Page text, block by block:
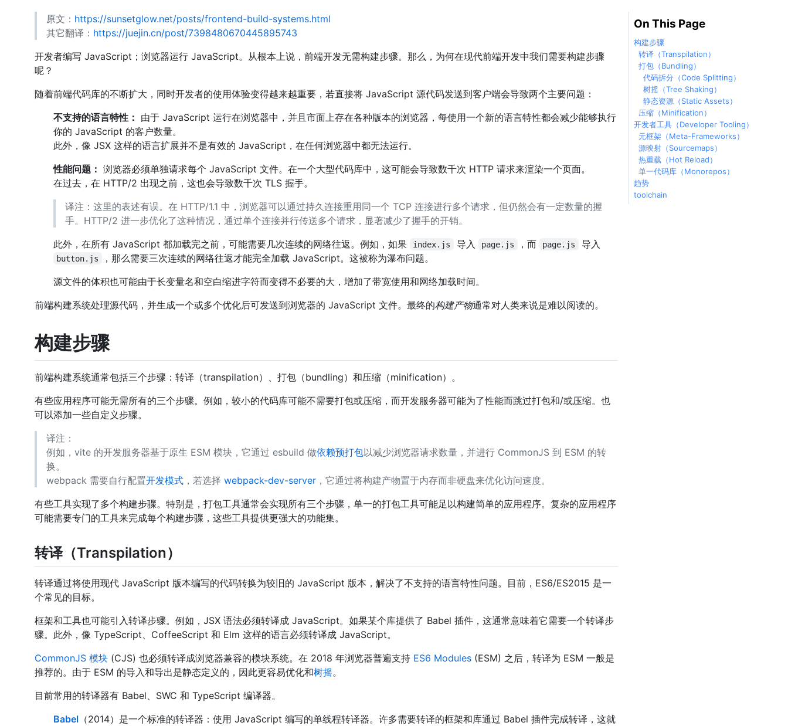
原文： https://sunsetglow.net/posts/frontend-build-systems.html
其它翻译： https://juejin.cn/post/7398480670445895743
开发者编写 JavaScript；浏览器运行 JavaScript。从根本上说，前端开发无需构建步骤。那么，为何在现代前端开发中我们需要构建步骤
呢？
随着前端代码库的不断扩大，同时开发者的使用体验变得越来越重要，若直接将 JavaScript 源代码发送到客户端会导致两个主要问题：
不支持的语言特性： 由于 JavaScript 运行在浏览器中，并且市面上存在各种版本的浏览器，每使用一个新的语言特性都会减少能够执行
你的 JavaScript 的客户数量。
此外，像 JSX 这样的语言扩展并不是有效的 JavaScript，在任何浏览器中都无法运行。
性能问题： 浏览器必须单独请求每个 JavaScript 文件。在一个大型代码库中，这可能会导致数千次 HTTP 请求来渲染一个页面。
在过去，在 HTTP/2 出现之前，这也会导致数千次 TLS 握手。
译注：这里的表述有误。在 HTTP/1.1 中，浏览器可以通过持久连接重用同一个 TCP 连接进行多个请求，但仍然会有一定数量的握
手。HTTP/2 进一步优化了这种情况，通过单个连接并行传送多个请求，显著减少了握手的开销。
此外，在所有 JavaScript 都加载完之前，可能需要几次连续的网络往返。例如，如果
index.js 导入 page.js ，而 page.js 导入
button.js
，那么需要三次连续的网络往返才能完全加载 JavaScript。这被称为瀑布问题。
源文件的体积也可能由于长变量名和空白缩进字符而变得不必要的大，增加了带宽使用和网络加载时间。
前端构建系统处理源代码，并生成一个或多个优化后可发送到浏览器的 JavaScript 文件。最终的构建产物通常对人类来说是难以阅读的。
构建步骤
前端构建系统通常包括三个步骤：转译（transpilation）、打包（bundling）和压缩（minification）。
有些应用程序可能无需所有的三个步骤。例如，较小的代码库可能不需要打包或压缩，而开发服务器可能为了性能而跳过打包和/或压缩。也
可以添加一些自定义步骤。
译注：
例如，vite 的开发服务器基于原生 ESM 模块，它通过 esbuild 做依赖预打包以减少浏览器请求数量，并进行 CommonJS 到 ESM 的转
换。
webpack 需要自行配置开发模式，若选择 webpack-dev-server，它通过将构建产物置于内存而非硬盘来优化访问速度。
有些工具实现了多个构建步骤。特别是，打包工具通常会实现所有三个步骤，单一的打包工具可能足以构建简单的应用程序。复杂的应用程序
可能需要专门的工具来完成每个构建步骤，这些工具提供更强大的功能集。
转译（Transpilation）
转译通过将使用现代 JavaScript 版本编写的代码转换为较旧的 JavaScript 版本，解决了不支持的语言特性问题。目前，ES6/ES2015 是一
个常见的目标。
框架和工具也可能引入转译步骤。例如，JSX 语法必须转译成 JavaScript。如果某个库提供了 Babel 插件，这通常意味着它需要一个转译步
骤。此外，像 TypeScript、CoffeeScript 和 Elm 这样的语言必须转译成 JavaScript。
CommonJS 模块(CJS) 也必须转译成浏览器兼容的模块系统。在 2018 年浏览器普遍支持 ES6 Modules(ESM) 之后，转译为 ESM 一般是
推荐的。由于 ESM 的导入和导出是静态定义的，因此更容易优化和树摇。
目前常用的转译器有 Babel、SWC 和 TypeScript 编译器。
Babel（2014）是一个标准的转译器：使用 JavaScript 编写的单线程转译器。许多需要转译的框架和库通过 Babel 插件完成转译，这就
On This Page
构建步骤
转译（Transpilation）
打包（Bundling）
代码拆分（Code Splitting）
树摇（Tree Shaking）
静态资源（Static Assets）
压缩（Minification）
开发者工具（Developer Tooling）
元框架（Meta-Frameworks）
源映射（Sourcemaps）
热重载（Hot Reload）
单一代码库（Monorepos）
趋势
toolchain